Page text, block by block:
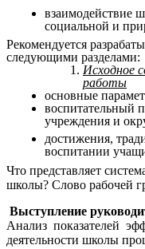
взаимодействие
социальной и
Рекомендуется
следующими разделами:
Исходное
работы
основные
воспитательный
учреждения и
достижения,
воспитании
Что представляет
школы? Слово рабочей
Выступление
Анализ показателей
деятельности школы